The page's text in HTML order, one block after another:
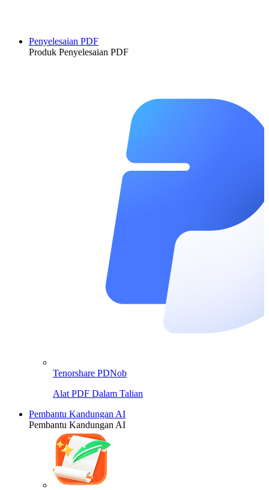
Penyelesaian PDF
Produk Penyelesaian PDF
Tenorshare PDNob
Alat PDF Dalam Talian
Pembantu Kandungan AI
Pembantu Kandungan AI